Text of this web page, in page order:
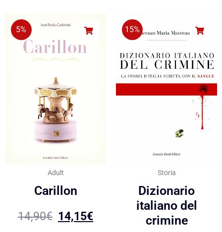
5%
Adult
Carillon
14,90€ 14,15€
15%
Storia
Dizionario
italiano del
crimine